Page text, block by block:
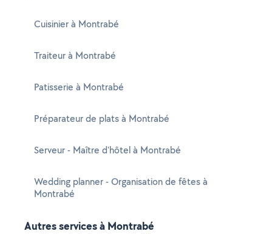
Cuisinier à Montrabé
Traiteur à Montrabé
Patisserie à Montrabé
Préparateur de plats à Montrabé
Serveur - Maître d'hôtel à Montrabé
Wedding planner - Organisation de fêtes à
Montrabé
Autres services à Montrabé